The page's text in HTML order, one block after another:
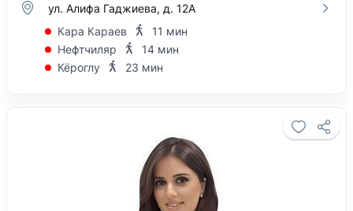
ул. Алифа Гаджиева, д. 12А
Кара Караев
11 мин
Нефтчиляр
14 мин
Кёроглу
23 мин